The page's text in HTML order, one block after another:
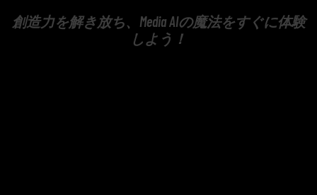
創造力を解き放ち、Media AIの魔法をすぐに体験
しよう！